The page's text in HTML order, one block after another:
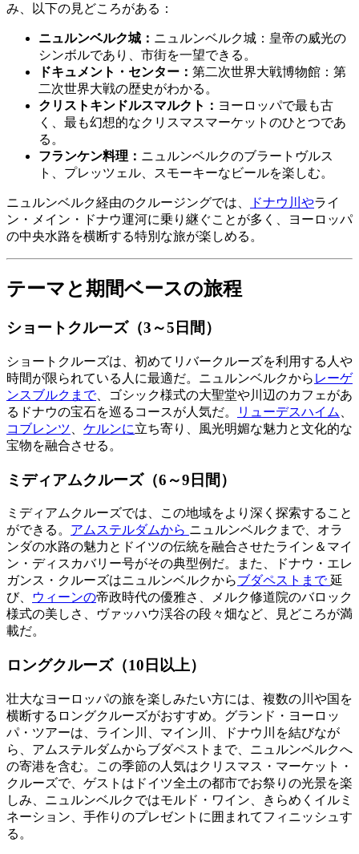
み、以下の見どころがある：
ニュルンベルク城： ニュルンベルク城：皇帝の威光の
シンボルであり、市街を一望できる。
ドキュメント・センター： 第二次世界大戦博物館：第
二次世界大戦の歴史がわかる。
クリストキンドルスマルクト： ヨーロッパで最も古
く、最も幻想的なクリスマスマーケットのひとつであ
る。
フランケン料理： ニュルンベルクのブラートヴルス
ト、プレッツェル、スモーキーなビールを楽しむ。
ニュルンベルク経由のクルージングでは、 ドナウ川やライ
ン・メイン・ドナウ運河に乗り継ぐことが多く、ヨーロッパ
の中央水路を横断する特別な旅が楽しめる。
テーマと期間ベースの旅程
ショートクルーズ（3～5日間）
ショートクルーズは、初めてリバークルーズを利用する人や
時間が限られている人に最適だ。ニュルンベルクから レーゲ
ンスブルクまで、ゴシック様式の大聖堂や川辺のカフェがあ
るドナウの宝石を巡るコースが人気だ。
リューデスハイム
コブレンツ
ケルンに立ち寄り、風光明媚な魅力と文化的な
宝物を融合させる。
ミディアムクルーズ（6～9日間）
ミディアムクルーズでは、この地域をより深く探索すること
ができる。 アムステルダムから ニュルンベルクまで、オラ
ンダの水路の魅力とドイツの伝統を融合させたライン＆マイ
ン・ディスカバリー号がその典型例だ。また、ドナウ・エレ
ガンス・クルーズはニュルンベルクからブダペストまで延
び、
ウィーンの帝政時代の優雅さ、メルク修道院のバロック
様式の美しさ、ヴァッハウ渓谷の段々畑など、見どころが満
載だ。
ロングクルーズ（10日以上）
壮大なヨーロッパの旅を楽しみたい方には、複数の川や国を
横断するロングクルーズがおすすめ。グランド・ヨーロッ
パ・ツアーは、ライン川、マイン川、ドナウ川を結びなが
ら、アムステルダムからブダペストまで、ニュルンベルクへ
の寄港を含む。この季節の人気はクリスマス・マーケット・
クルーズで、ゲストはドイツ全土の都市でお祭りの光景を楽
しみ、ニュルンベルクではモルド・ワイン、きらめくイルミ
ネーション、手作りのプレゼントに囲まれてフィニッシュす
る。